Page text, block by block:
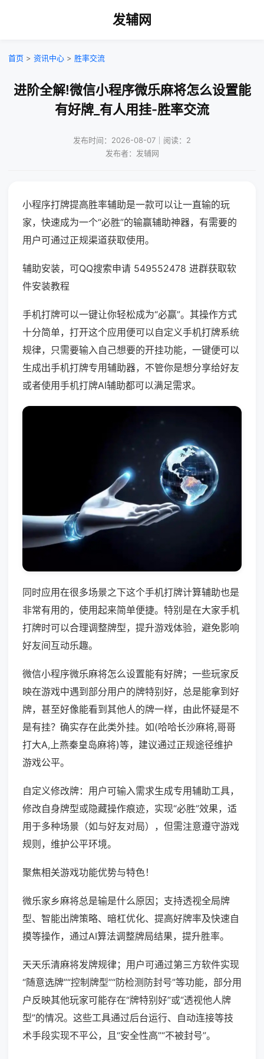
发辅网
首页 > 资讯中心 > 胜率交流
进阶全解!微信小程序微乐麻将怎么设置能
有好牌_有人用挂-胜率交流
发布时间：2026-08-07｜阅读：2
发布者：发辅网
小程序打牌提高胜率辅助是一款可以让一直输的玩
家，快速成为一个“必胜”的输赢辅助神器，有需要的
用户可通过正规渠道获取使用。
辅助安装，可QQ搜索申请 549552478 进群获取软
件安装教程
手机打牌可以一键让你轻松成为“必赢”。其操作方式
十分简单，打开这个应用便可以自定义手机打牌系统
规律，只需要输入自己想要的开挂功能，一键便可以
生成出手机打牌专用辅助器，不管你是想分享给好友
或者使用手机打牌AI辅助都可以满足需求。
同时应用在很多场景之下这个手机打牌计算辅助也是
非常有用的，使用起来简单便捷。特别是在大家手机
打牌时可以合理调整牌型，提升游戏体验，避免影响
好友间互动乐趣。
微信小程序微乐麻将怎么设置能有好牌；一些玩家反
映在游戏中遇到部分用户的牌特别好，总是能拿到好
牌，甚至好像能看到其他人的牌一样，由此怀疑是不
是有挂？确实存在此类外挂。如(哈哈长沙麻将,哥哥
打大A,上燕秦皇岛麻将)等，建议通过正规途径维护
游戏公平。
自定义修改牌：用户可输入需求生成专用辅助工具，
修改自身牌型或隐藏操作痕迹，实现“必胜”效果，适
用于多种场景（如与好友对局），但需注意遵守游戏
规则，维护公平环境。
聚焦相关游戏功能优势与特色！
微乐家乡麻将总是输是什么原因；支持透视全局牌
型、智能出牌策略、暗杠优化、提高好牌率及快速自
摸等操作，通过AI算法调整牌局结果，提升胜率。
天天乐清麻将发牌规律；用户可通过第三方软件实现
“随意选牌”“控制牌型”“防检测防封号”等功能，部分用
户反映其他玩家可能存在“牌特别好”或“透视他人牌
型”的情况。这些工具通过后台运行、自动连接等技
术手段实现不平公，且“安全性高”“不被封号”。